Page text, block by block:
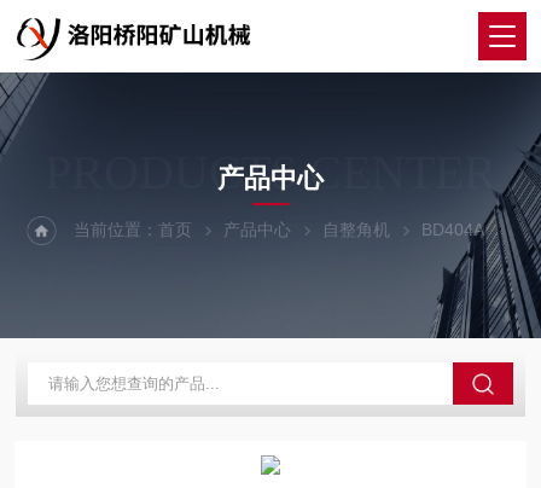
PRODUCTS CENTER
产品中心
当前位置：首页 产品中心 自整角机 BD404A 伺